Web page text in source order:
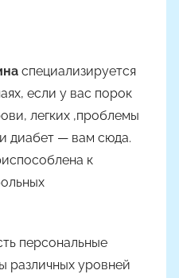
специализируется
если у вас порок
легких ,проблемы
диабет — вам сюда.
к
персональные
различных уровней